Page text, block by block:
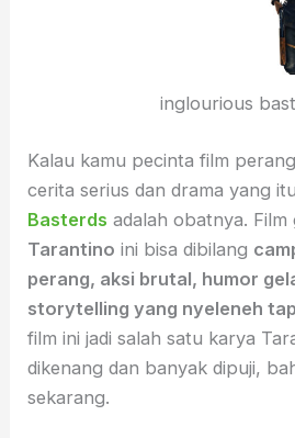
inglourious
Kalau kamu pecinta film
cerita serius dan drama yang
Basterds adalah obatnya. Film
Tarantino ini bisa dibilang
perang, aksi brutal, humor
storytelling yang nyeleneh
film ini jadi salah satu karya
dikenang dan banyak dipuji,
sekarang.